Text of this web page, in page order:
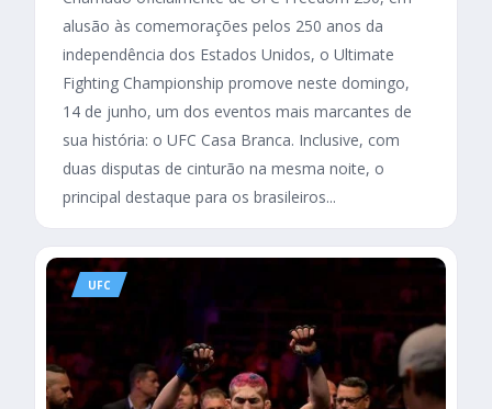
alusão às comemorações pelos 250 anos da
independência dos Estados Unidos, o Ultimate
Fighting Championship promove neste domingo,
14 de junho, um dos eventos mais marcantes de
sua história: o UFC Casa Branca. Inclusive, com
duas disputas de cinturão na mesma noite, o
principal destaque para os brasileiros...
UFC